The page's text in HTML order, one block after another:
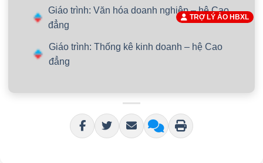
Giáo trình: Văn hóa doanh nghiệp – hệ Cao
đẳng
Giáo trình: Thống kê kinh doanh – hệ Cao
đẳng
TRỢ LÝ ẢO HBXL